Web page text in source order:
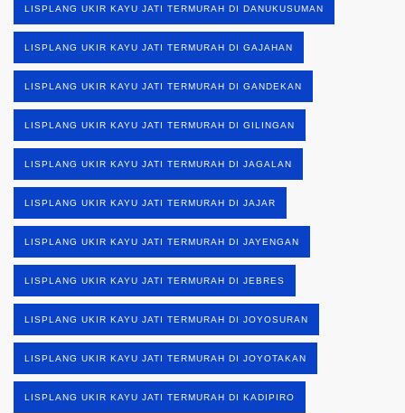
LISPLANG UKIR KAYU JATI TERMURAH DI DANUKUSUMAN
LISPLANG UKIR KAYU JATI TERMURAH DI GAJAHAN
LISPLANG UKIR KAYU JATI TERMURAH DI GANDEKAN
LISPLANG UKIR KAYU JATI TERMURAH DI GILINGAN
LISPLANG UKIR KAYU JATI TERMURAH DI JAGALAN
LISPLANG UKIR KAYU JATI TERMURAH DI JAJAR
LISPLANG UKIR KAYU JATI TERMURAH DI JAYENGAN
LISPLANG UKIR KAYU JATI TERMURAH DI JEBRES
LISPLANG UKIR KAYU JATI TERMURAH DI JOYOSURAN
LISPLANG UKIR KAYU JATI TERMURAH DI JOYOTAKAN
LISPLANG UKIR KAYU JATI TERMURAH DI KADIPIRO